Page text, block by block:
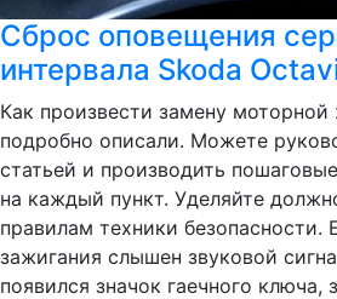
Сброс оповещения
интервала Skoda
Как произвести замену
подробно описали. Можете
статьей и производить
на каждый пункт. Уделяйте
правилам техники безопасности.
зажигания слышен звуковой
появился значок гаечного ключа,